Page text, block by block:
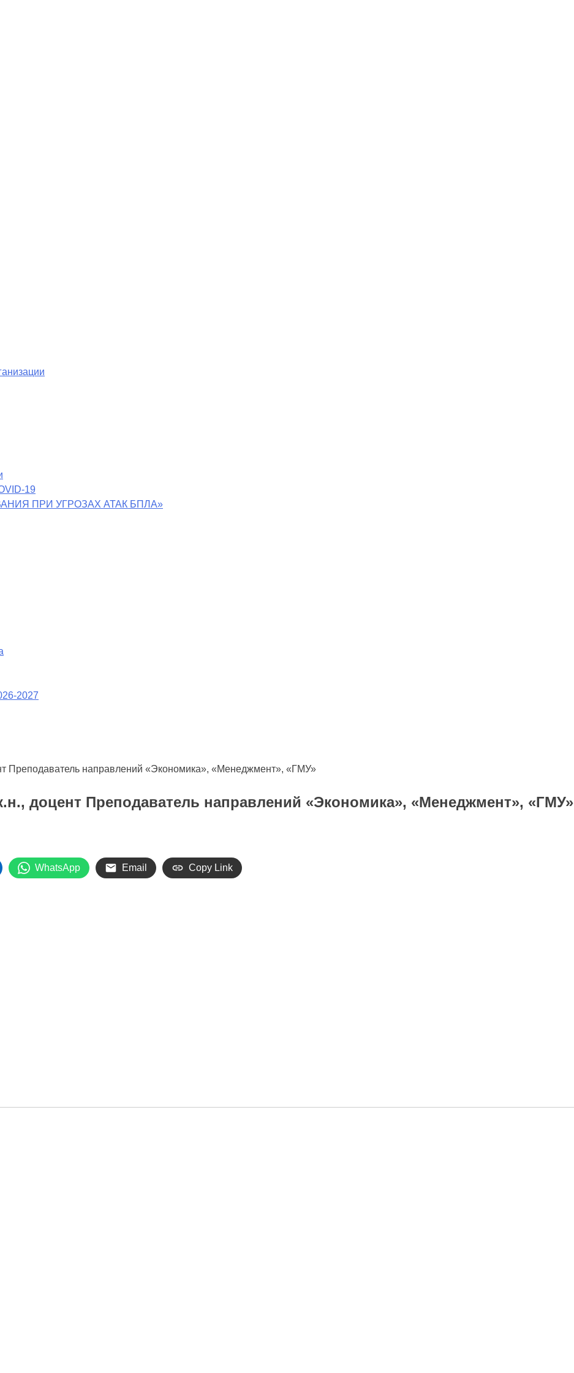
19
ПРИ УГРОЗАХ АТАК БПЛА»
2027
Преподаватель направлений «Экономика», «Менеджмент», «ГМУ»
доцент Преподаватель направлений «Экономика», «Менеджмент», «ГМУ»
WhatsApp Email Copy Link